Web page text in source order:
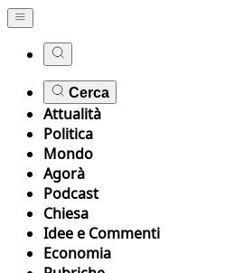
Cerca
Attualità
Politica
Mondo
Agorà
Podcast
Chiesa
Idee e Commenti
Economia